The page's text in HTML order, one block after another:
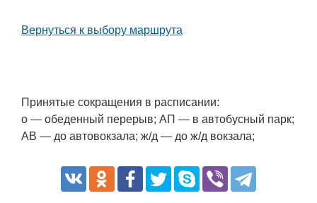
Вернуться к выбору маршрута
Принятые сокращения в расписании:
о — обеденный перерыв; АП — в автобусный парк;
АВ — до автовокзала; ж/д — до ж/д вокзала;